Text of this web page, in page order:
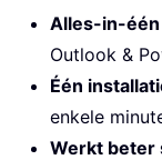
Alles-in-
Outlook &
Één
enkele
Werkt beter